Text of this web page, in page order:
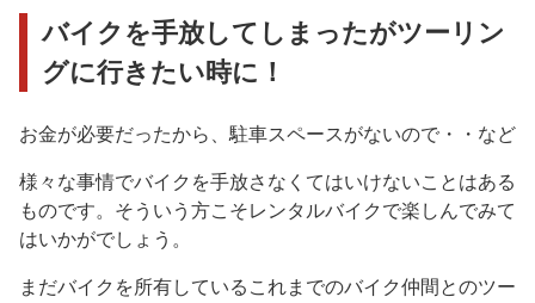
バイクを手放してしまったがツーリン
グに行きたい時に！
お金が必要だったから、駐車スペースがないので・・など
様々な事情でバイクを手放さなくてはいけないことはある
ものです。そういう方こそレンタルバイクで楽しんでみて
はいかがでしょう。
まだバイクを所有しているこれまでのバイク仲間とのツー